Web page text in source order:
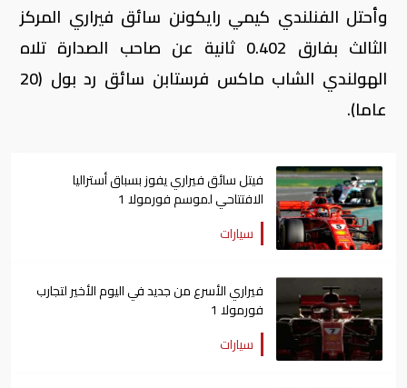
وأحتل الفنلندي كيمي رايكونن سائق فيراري المركز
الثالث بفارق 0.402 ثانية عن صاحب الصدارة تلاه
الهولندي الشاب ماكس فرستابن سائق رد بول (20
عاما).
فيتل سائق فيراري يفوز بسباق أستراليا
الافتتاحي لموسم فورمولا 1
سيارات
فيراري الأسرع من جديد في اليوم الأخير لتجارب
فورمولا 1
سيارات